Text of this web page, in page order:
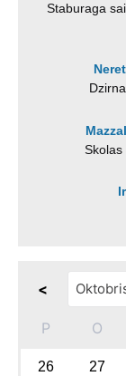
Staburaga
Skolas
<
P O
26 27